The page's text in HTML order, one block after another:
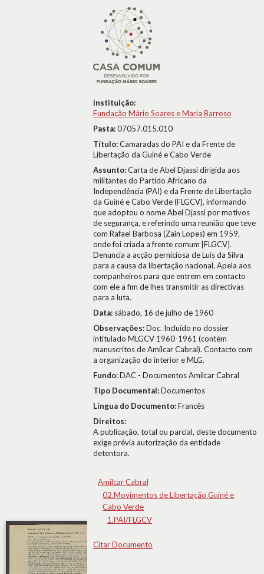
Instituição:
Fundação Mário Soares e Maria Barroso
Pasta:07057.015.010
Título:Camaradas do PAI e da Frente de
Libertação da Guiné e Cabo Verde
Assunto:Carta de Abel Djassi dirigida aos
militantes do Partido Africano da
Independência (PAI) e da Frente de Libertação
da Guiné e Cabo Verde (FLGCV), informando
que adoptou o nome Abel Djassi por motivos
de segurança, e referindo uma reunião que teve
com Rafael Barbosa (Zain Lopes) em 1959,
onde foi criada a frente comum [FLGCV].
Denuncia a acção perniciosa de Luís da Silva
para a causa da libertação nacional. Apela aos
companheiros para que entrem em contacto
com ele a fim de lhes transmitir as directivas
para a luta.
Data: sábado, 16 de julho de 1960
Observações:Doc. Incluído no dossier
intitulado MLGCV 1960-1961 (contém
manuscritos de Amílcar Cabral). Contacto com
a organização do interior e MLG.
Fundo:DAC - Documentos Amílcar Cabral
Tipo Documental:Documentos
Língua do Documento:Francês
Direitos:
A publicação, total ou parcial, deste documento
exige prévia autorização da entidade
detentora.
Amílcar Cabral
02.Movimentos de Libertação Guiné e
Cabo Verde
1.PAI/FLGCV
Citar Documento